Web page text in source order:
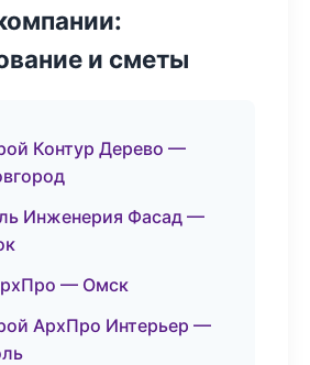
и сметы
Контур Дерево —
Инженерия Фасад —
— Омск
АрхПро Интерьер —